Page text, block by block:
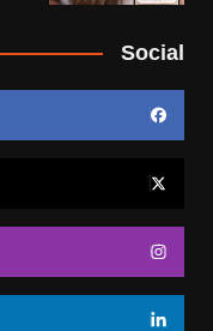
Social